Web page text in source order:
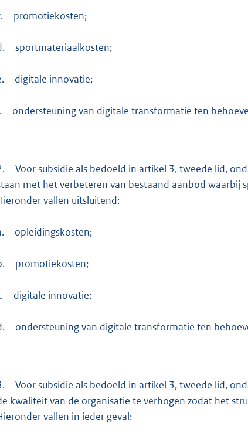
promotiekosten;
sportmateriaalkosten;
digitale innovatie;
ondersteuning van digitale transformatie ten
Voor subsidie als bedoeld in artikel 3, tweede lid,
met het verbeteren van bestaand aanbod waarbij
vallen uitsluitend:
opleidingskosten;
promotiekosten;
digitale innovatie;
ondersteuning van digitale transformatie ten
Voor subsidie als bedoeld in artikel 3, tweede lid,
kwaliteit van de organisatie te verhogen zodat het
vallen in ieder geval: